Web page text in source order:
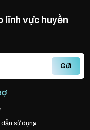
lĩnh vực huyền
Gửi
dẫn sử dụng